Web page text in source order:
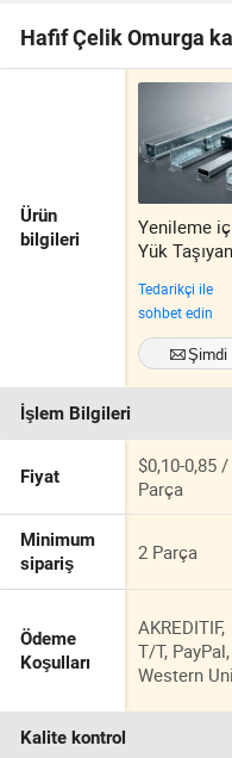
Hafif Çelik Omurga
Ürün
bilgileri
Yenileme
Yük Taşıyan
Tedarikçi ile
sohbet edin
Şimdi
İletişime
İşlem Bilgileri
Fiyat
$0,10-0,85 /
Parça
Minimum
sipariş
2 Parça
Ödeme
Koşulları
AKREDITIF,
T/T, PayPal,
Western
Kalite kontrol